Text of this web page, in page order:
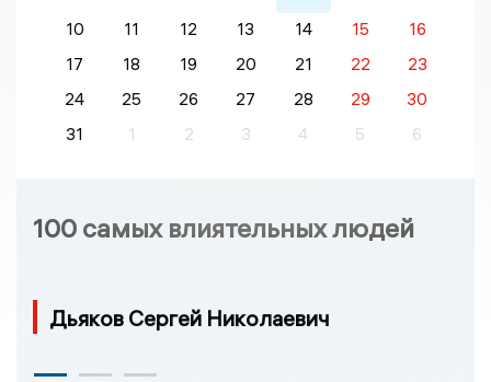
10
11 12 13 14 15
16
17
18 19 20 21 22
23
24
25 26 27 28 29
30
31
1 2 3 4 5 6
100 самых влиятельных людей
Дьяков Сергей Николаевич